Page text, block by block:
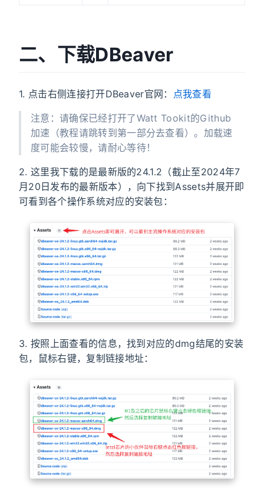
二、下载DBeaver
1. 点击右侧连接打开DBeaver官网： 点我查看
注意：请确保已经打开了Watt Tookit的Github
加速（教程请跳转到第一部分去查看）。加载速
度可能会较慢，请耐心等待！
2. 这里我下载的是最新版的24.1.2（截止至2024年7
月20日发布的最新版本），向下找到Assets并展开即
可看到各个操作系统对应的安装包：
3. 按照上面查看的信息，找到对应的dmg结尾的安装
包，鼠标右键，复制链接地址：